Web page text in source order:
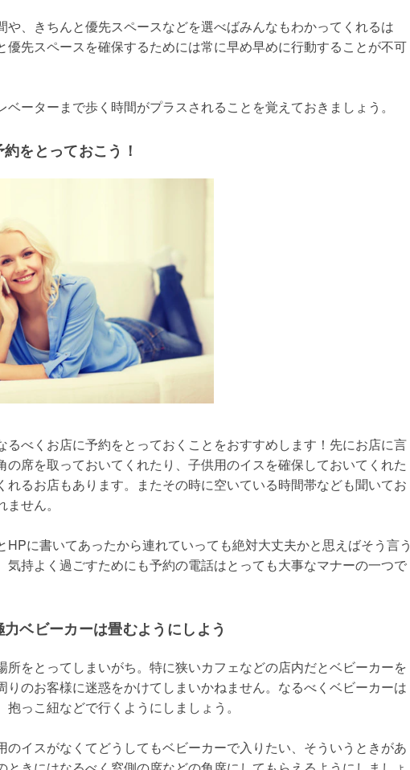
や、きちんと優先スペースなどを選べばみんなもわかってくれるは
優先スペースを確保するためには常に早め早めに行動することが不可
ベーターまで歩く時間がプラスされることを覚えておきましょう。
をとっておこう！
るべくお店に予約をとっておくことをおすすめします！先にお店に言
の席を取っておいてくれたり、子供用のイスを確保しておいてくれた
れるお店もあります。またその時に空いている時間帯なども聞いてお
せん。
HPに書いてあったから連れていっても絶対大丈夫かと思えばそう言う
気持よく過ごすためにも予約の電話はとっても大事なマナーの一つで
ベビーカーは畳むようにしよう
所をとってしまいがち。特に狭いカフェなどの店内だとベビーカーを
りのお客様に迷惑をかけてしまいかねません。なるべくベビーカーは
っこ紐などで行くようにしましょう。
のイスがなくてどうしてもベビーカーで入りたい、そういうときがあ